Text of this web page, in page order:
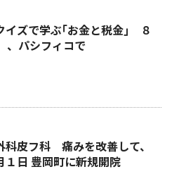
ズで学ぶ｢お金と税金｣ ８
、パシフィコで
科皮フ科 痛みを改善して、
日 豊岡町に新規開院